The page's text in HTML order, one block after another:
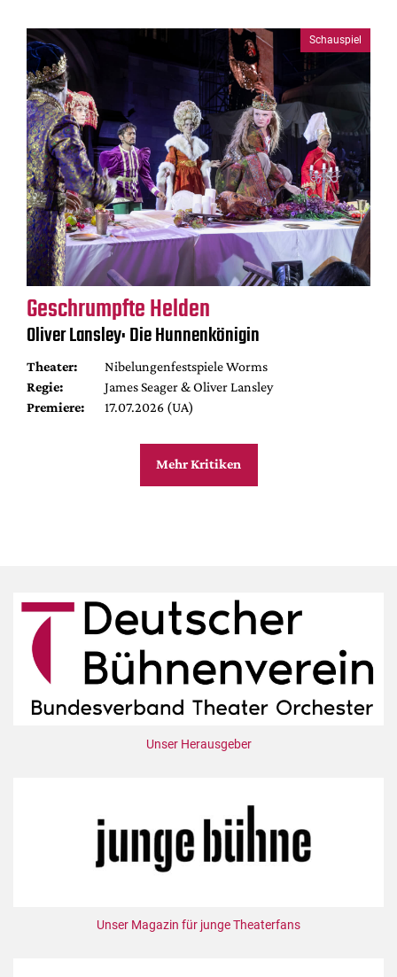
Schauspiel
Geschrumpfte Helden
Oliver Lansley: Die Hunnenkönigin
Theater:
Nibelungenfestspiele Worms
Regie:
James Seager & Oliver Lansley
Premiere:
17.07.2026 (UA)
Mehr Kritiken
Unser Herausgeber
Unser Magazin für junge Theaterfans